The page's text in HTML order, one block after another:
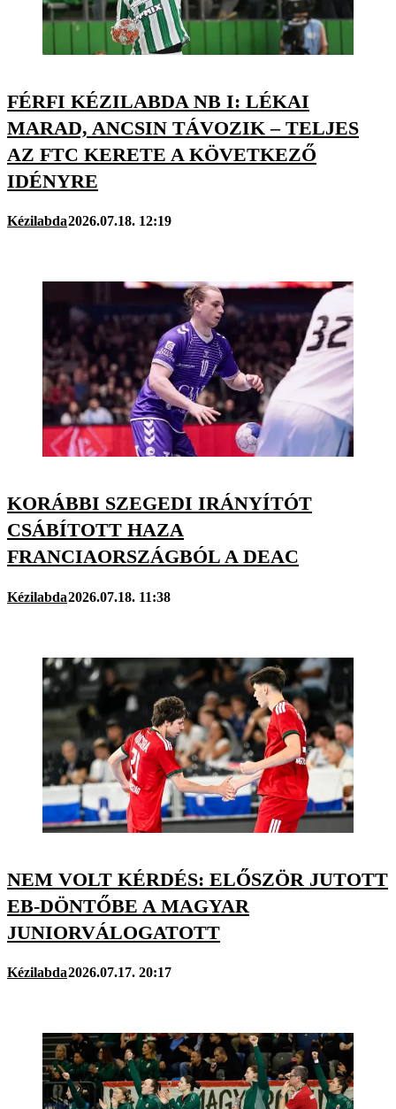
FÉRFI KÉZILABDA NB I: LÉKAI
MARAD, ANCSIN TÁVOZIK – TELJES
AZ FTC KERETE A KÖVETKEZŐ
IDÉNYRE
Kézilabda2026.07.18. 12:19
KORÁBBI SZEGEDI IRÁNYÍTÓT
CSÁBÍTOTT HAZA
FRANCIAORSZÁGBÓL A DEAC
Kézilabda2026.07.18. 11:38
NEM VOLT KÉRDÉS: ELŐSZÖR JUTOTT
EB-DÖNTŐBE A MAGYAR
JUNIORVÁLOGATOTT
Kézilabda2026.07.17. 20:17